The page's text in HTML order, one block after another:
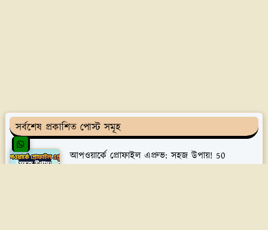
সর্বশেষ প্রকাশিত পোস্ট সমূহ
আপওয়ার্কে প্রোফাইল এপ্রুভ: সহজ উপায়! 50